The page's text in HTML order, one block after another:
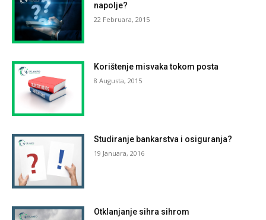
napolje?
22 Februara, 2015
Korištenje misvaka tokom posta
8 Augusta, 2015
Studiranje bankarstva i osiguranja?
19 Januara, 2016
Otklanjanje sihra sihrom